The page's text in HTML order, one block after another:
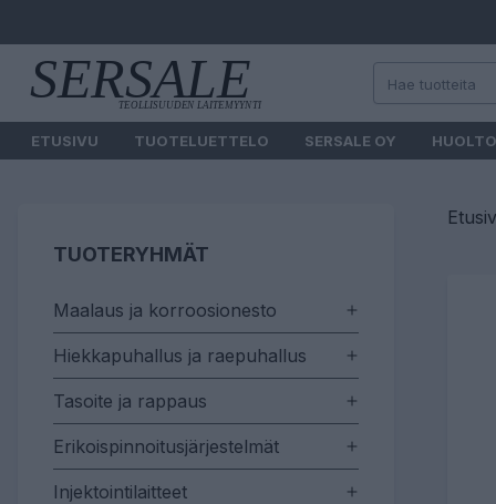
ETUSIVU TUOTELUETTELO SERSALE OY HUOLTO
TUOTERYHMÄT
Maalaus ja korroosionesto
Hiekkapuhallus ja raepuhallus
Tasoite ja rappaus
Erikoispinnoitusjärjestelmät
Injektointilaitteet